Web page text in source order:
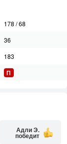
178 /68
36
183
П
Адли Э.
победит